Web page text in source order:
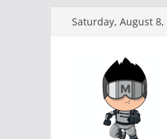
Saturday, August 8,